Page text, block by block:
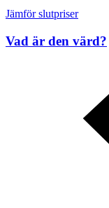
Jämför slutpriser
Vad är den värd?